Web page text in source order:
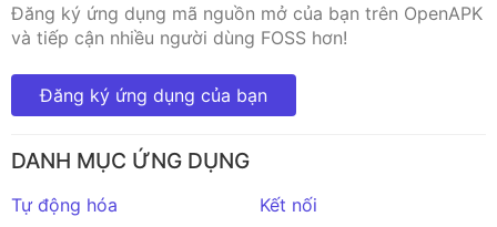
Đăng ký ứng dụng mã nguồn mở của bạn trên OpenAPK
và tiếp cận nhiều người dùng FOSS hơn!
Đăng ký ứng dụng của bạn
DANH MỤC ỨNG DỤNG
Tự động hóa
Kết nối